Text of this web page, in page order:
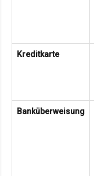
Kreditkarte
Banküberweisung